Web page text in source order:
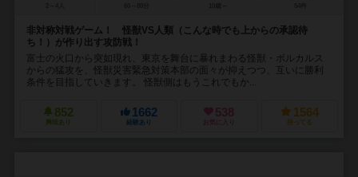
非対称対戦ゲーム！ 怪獣VS人類（こんな時でも上からの承認待
ち！）が作り出す攻防戦！
富士の火口から突如現れ、東京を舞台に暴れまわる怪獣・ボルカルス
からの猛攻を、怪獣災害緊急対策本部の面々が抑えつつ、互いに勝利
条件を目指していきます。 怪獣側はもうこれでもか...
852
興味あり
1662
経験あり
538
お気に入り
1564
持ってる